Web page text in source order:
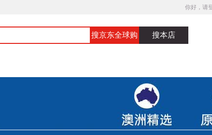
你好，请
搜京东全球购 搜本店